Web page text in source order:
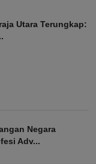
Utara Terungkap:
Negara
Adv...